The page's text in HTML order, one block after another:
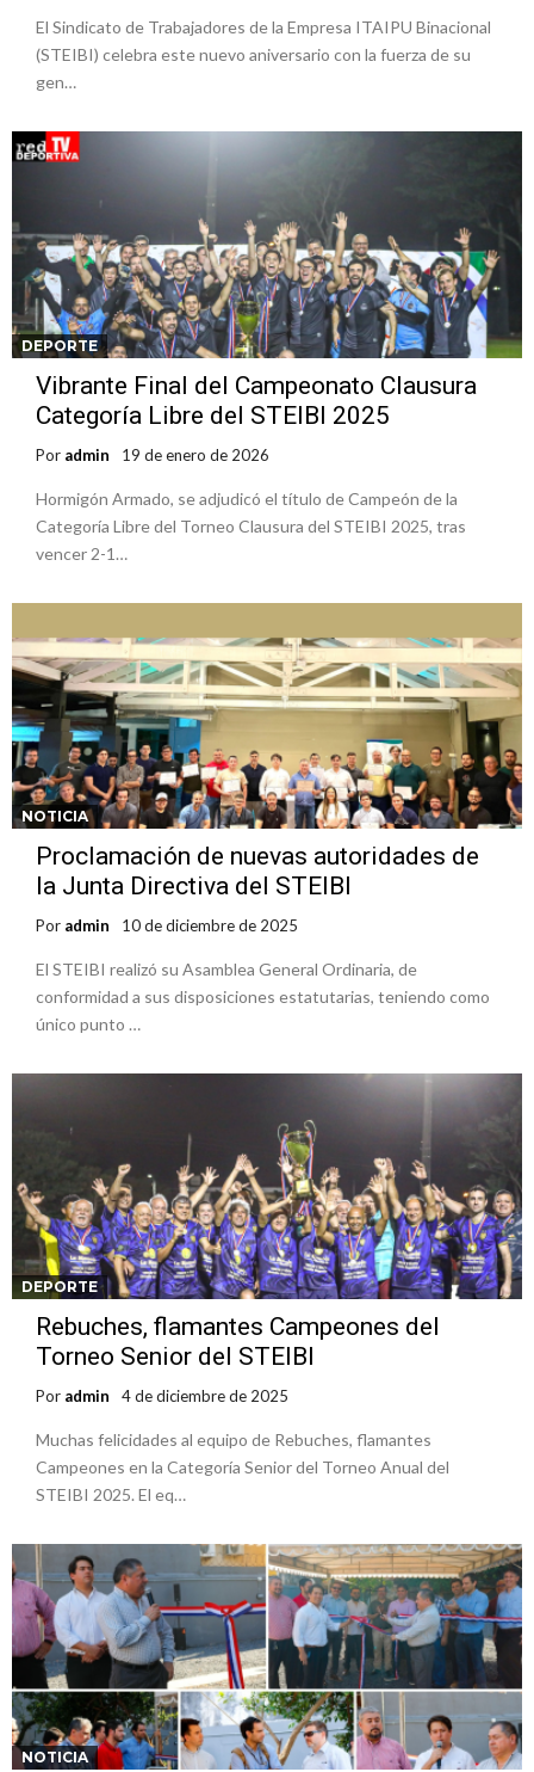
El Sindicato de Trabajadores de la Empresa ITAIPU Binacional
(STEIBI) celebra este nuevo aniversario con la fuerza de su
gen…
DEPORTE
️Vibrante Final del Campeonato Clausura
Categoría Libre del STEIBI 2025
Por admin 19 de enero de 2026
Hormigón Armado, se adjudicó el título de Campeón de la
Categoría Libre del Torneo Clausura del STEIBI 2025, tras
vencer 2-1…
NOTICIA
Proclamación de nuevas autoridades de
la Junta Directiva del STEIBI
Por admin 10 de diciembre de 2025
El STEIBI realizó su Asamblea General Ordinaria, de
conformidad a sus disposiciones estatutarias, teniendo como
único punto …
DEPORTE
Rebuches, flamantes Campeones del
Torneo Senior del STEIBI
Por admin 4 de diciembre de 2025
Muchas felicidades al equipo de Rebuches, flamantes
Campeones en la Categoría Senior del Torneo Anual del
STEIBI 2025. El eq…
NOTICIA